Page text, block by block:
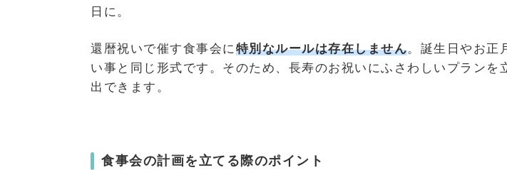
日に。
還暦祝いで催す食事会に特別なルールは存在しません。誕生日やお正
い事と同じ形式です。そのため、長寿のお祝いにふさわしいプランを
出できます。
食事会の計画を立てる際のポイント